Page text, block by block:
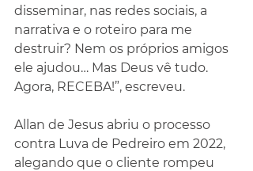
disseminar, nas redes sociais, a
narrativa e o roteiro para me
destruir? Nem os próprios amigos
ele ajudou… Mas Deus vê tudo.
Agora, RECEBA!”, escreveu.
Allan de Jesus abriu o processo
contra Luva de Pedreiro em 2022,
alegando que o cliente rompeu